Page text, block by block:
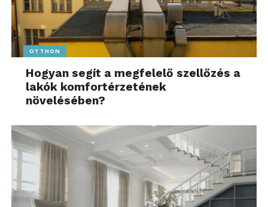
OTTHON
Hogyan segít a megfelelő szellőzés a
lakók komfortérzetének
növelésében?